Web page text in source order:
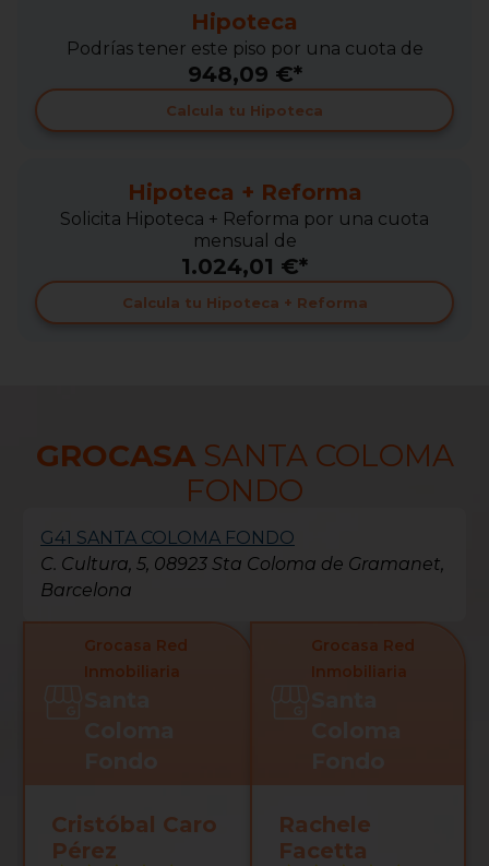
Hipoteca
Podrías tener este piso por una cuota de
948,09 €*
Calcula tu Hipoteca
Hipoteca + Reforma
Solicita Hipoteca + Reforma por una cuota
mensual de
1.024,01 €*
Calcula tu Hipoteca + Reforma
GROCASA SANTA COLOMA
FONDO
G41 SANTA COLOMA FONDO
C. Cultura, 5, 08923 Sta Coloma de Gramanet,
Barcelona
Grocasa Red
Inmobiliaria
Caro
Grocasa Red
Inmobiliaria
Rachele
Facetta